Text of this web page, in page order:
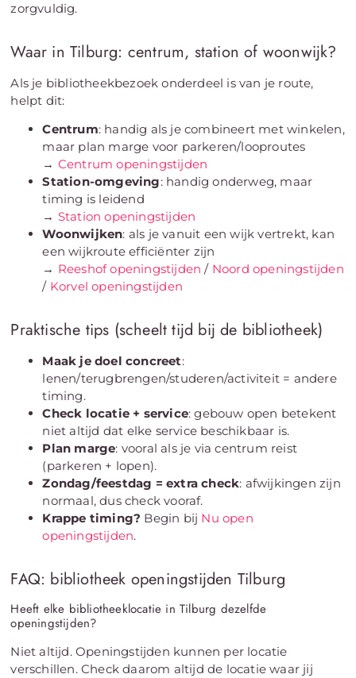
zorgvuldig.
Waar in Tilburg: centrum, station of woonwijk?
Als je bibliotheekbezoek onderdeel is van je route,
helpt dit:
Centrum: handig als je combineert met winkelen,
maar plan marge voor parkeren/looproutes
→ Centrum openingstijden
Station-omgeving: handig onderweg, maar
timing is leidend
→ Station openingstijden
Woonwijken: als je vanuit een wijk vertrekt, kan
een wijkroute efficiënter zijn
→ Reeshof openingstijden / Noord openingstijden
/ Korvel openingstijden
Praktische tips (scheelt tijd bij de bibliotheek)
Maak je doel concreet:
lenen/terugbrengen/studeren/activiteit = andere
timing.
Check locatie + service: gebouw open betekent
niet altijd dat elke service beschikbaar is.
Plan marge: vooral als je via centrum reist
(parkeren + lopen).
Zondag/feestdag = extra check: afwijkingen zijn
normaal, dus check vooraf.
Krappe timing? Begin bij Nu open
openingstijden.
FAQ: bibliotheek openingstijden Tilburg
Heeft elke bibliotheeklocatie in Tilburg dezelfde
openingstijden?
Niet altijd. Openingstijden kunnen per locatie
verschillen. Check daarom altijd de locatie waar jij